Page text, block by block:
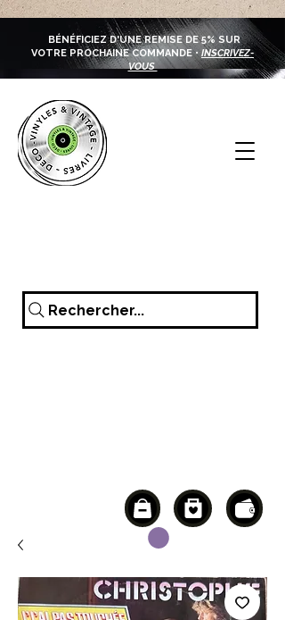
BÉNÉFICIEZ D'UNE REMISE DE 5% SUR
VOTRE PROCHAINE COMMANDE • INSCRIVEZ-
VOUS
Rechercher...